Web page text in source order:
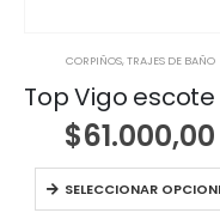
CORPIÑOS,TRAJES DE BAÑO
$61.000,00
SELECCIONAR